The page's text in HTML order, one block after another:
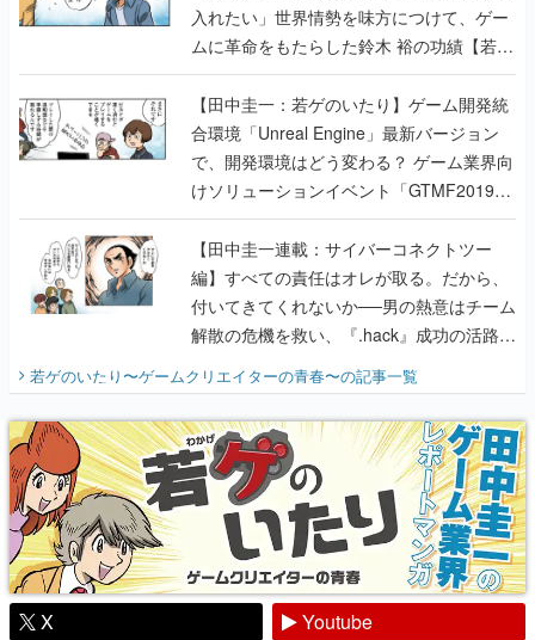
【田中圭一：若ゲのいたり】ゲーム開発統
合環境「Unreal Engine」最新バージョン
で、開発環境はどう変わる？ ゲーム業界向
けソリューションイベント「GTMF2019」
に行って、より理解を深めよう【PR】
【田中圭一連載：サイバーコネクトツー
編】すべての責任はオレが取る。だから、
付いてきてくれないか──男の熱意はチーム
解散の危機を救い、『.hack』成功の活路を
開く。業界の快男児・松山 洋に流れる血は
『少年ジャンプ』色だった【若ゲのいた
り】
若ゲのいたり〜ゲームクリエイターの青春〜の記事一覧
X
Youtube
Discord
RSS